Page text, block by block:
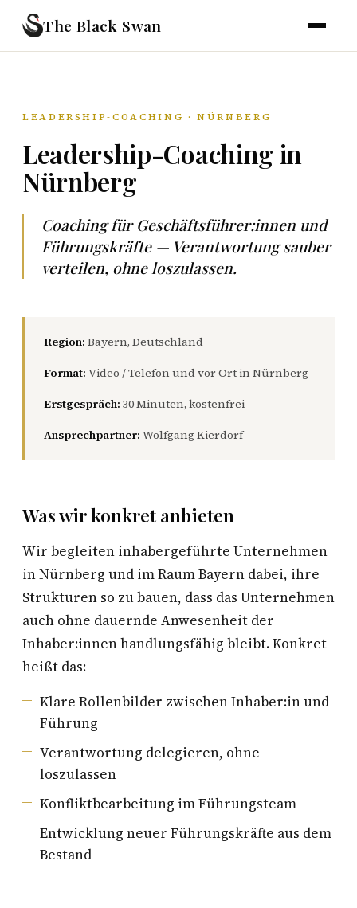
The Black Swan
LEADERSHIP-COACHING · NÜRNBERG
Leadership-Coaching in
Nürnberg
Coaching für Geschäftsführer:innen und
Führungskräfte — Verantwortung sauber
verteilen, ohne loszulassen.
Region: Bayern, Deutschland
Format: Video / Telefon und vor Ort in Nürnberg
Erstgespräch: 30 Minuten, kostenfrei
Ansprechpartner: Wolfgang Kierdorf
Was wir konkret anbieten
Wir begleiten inhabergeführte Unternehmen
in Nürnberg und im Raum Bayern dabei, ihre
Strukturen so zu bauen, dass das Unternehmen
auch ohne dauernde Anwesenheit der
Inhaber:innen handlungsfähig bleibt. Konkret
heißt das:
Klare Rollenbilder zwischen Inhaber:in und
Führung
Verantwortung delegieren, ohne
loszulassen
Konfliktbearbeitung im Führungsteam
Entwicklung neuer Führungskräfte aus dem
Bestand